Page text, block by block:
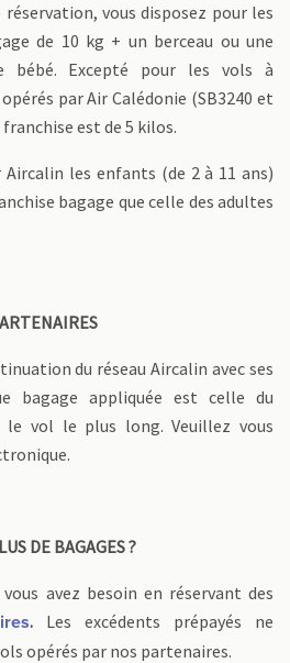
vous disposez pour les
de 10 kg + un berceau ou une
bébé. Excepté pour les vols à
par Air Calédonie (SB3240 et
est de 5 kilos.
les enfants (de 2 à 11 ans)
bagage que celle des adultes
du réseau Aircalin avec ses
bagage appliquée est celle du
le vol le plus long. Veuillez vous
DE BAGAGES ?
avez besoin en réservant des
. Les excédents prépayés ne
opérés par nos partenaires.